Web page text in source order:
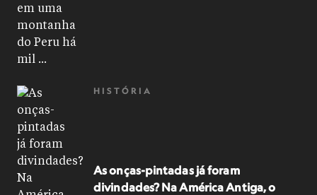
HISTÓRIA
As onças-pintadas já foram
divindades? Na América Antiga, o